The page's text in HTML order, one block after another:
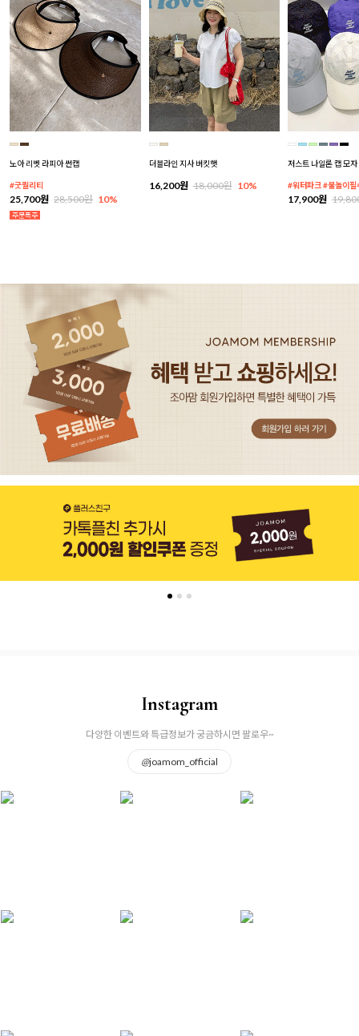
노아 리벳 라피아 썬캡
#굿퀄리티
25,700원 28,500원 10%
더블라인 지사 버킷햇
16,200원 18,000원 10%
저스트 나일론 캡 모자
#워터파크 #물놀이필
17,900원
Instagram
다양한 이벤트와 특급정보가 궁금하시면 팔로우~
@joamom_official